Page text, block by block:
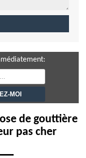
de gouttière
pas cher